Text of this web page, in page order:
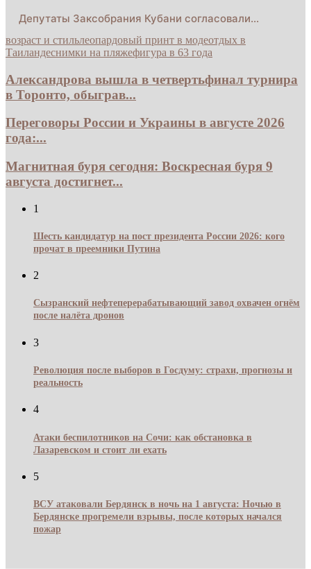
Депутаты Заксобрания Кубани согласовали…
возраст и стильлеопардовый принт в модеотдых в
Таиландеснимки на пляжефигура в 63 года
Александрова вышла в четвертьфинал турнира
в Торонто, обыграв...
Переговоры России и Украины в августе 2026
года:...
Магнитная буря сегодня: Воскресная буря 9
августа достигнет...
1
Шесть кандидатур на пост президента России 2026: кого
прочат в преемники Путина
2
Сызранский нефтеперерабатывающий завод охвачен огнём
после налёта дронов
3
Революция после выборов в Госдуму: страхи, прогнозы и
реальность
4
Атаки беспилотников на Сочи: как обстановка в
Лазаревском и стоит ли ехать
5
ВСУ атаковали Бердянск в ночь на 1 августа: Ночью в
Бердянске прогремели взрывы, после которых начался
пожар